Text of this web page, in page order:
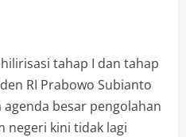
tahap I dan tahap
RI Prabowo Subianto
besar pengolahan
negeri kini tidak lagi